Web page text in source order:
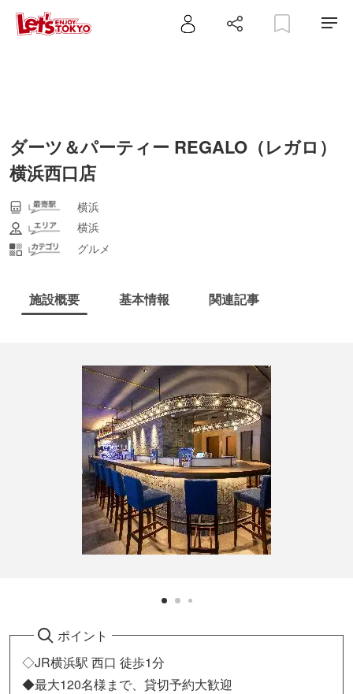
ダーツ＆パーティー REGALO（レガロ）
横浜西口店
横浜
横浜
グルメ
施設概要 基本情報 関連記事
ポイント
◇JR横浜駅 西口 徒歩1分
◆最大120名様まで、貸切予約大歓迎